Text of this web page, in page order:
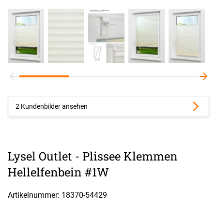
2 Kundenbilder ansehen
Lysel Outlet - Plissee Klemmen
Hellelfenbein #1W
Artikelnummer: 18370-54429